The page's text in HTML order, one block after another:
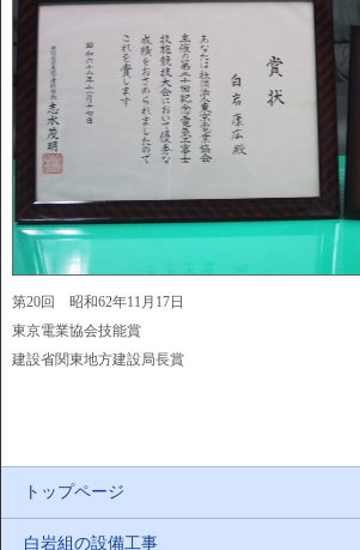
第20回 昭和62年11月17日
東京電業協会技能賞
建設省関東地方建設局長賞
トップページ
白岩組の設備工事